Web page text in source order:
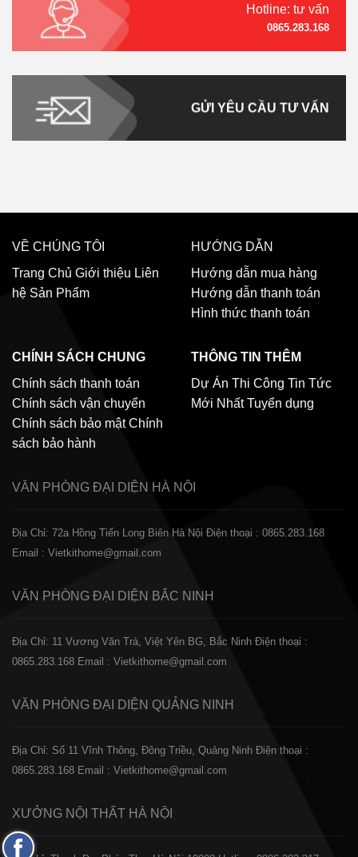
Hotline: tư vấn
0865.283.168
GỬI YÊU CẦU TƯ VẤN
VỀ CHÚNG TÔI
Trang Chủ Giới thiệu Liên
hệ Sản Phẩm
HƯỚNG DẪN
Hướng dẫn mua hàng
Hướng dẫn thanh toán
Hình thức thanh toán
CHÍNH SÁCH CHUNG
Chính sách thanh toán
Chính sách vận chuyển
Chính sách bảo mật Chính
sách bảo hành
THÔNG TIN THÊM
Dự Án Thi Công Tin Tức
Mới Nhất Tuyển dụng
VĂN PHÒNG ĐẠI DIỆN HÀ NỘI
Địa Chỉ: 72a Hồng Tiến Long Biên Hà Nội Điện thoại : 0865.283.168
Email : Vietkithome@gmail.com
VĂN PHÒNG ĐẠI DIỆN BẮC NINH
Địa Chỉ: 11 Vương Văn Trà, Việt Yên BG, Bắc Ninh Điện thoại :
0865.283.168 Email : Vietkithome@gmail.com
VĂN PHÒNG ĐẠI DIỆN QUẢNG NINH
Địa Chỉ: Số 11 Vĩnh Thông, Đông Triều, Quảng Ninh Điện thoại :
0865.283.168 Email : Vietkithome@gmail.com
XƯỞNG NỘI THẤT HÀ NỘI
Fanpage